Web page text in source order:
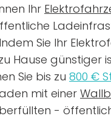
Ihr
Indem Sie Ihr
Hause günstiger
Sie bis zu 800 €
mit einer
-